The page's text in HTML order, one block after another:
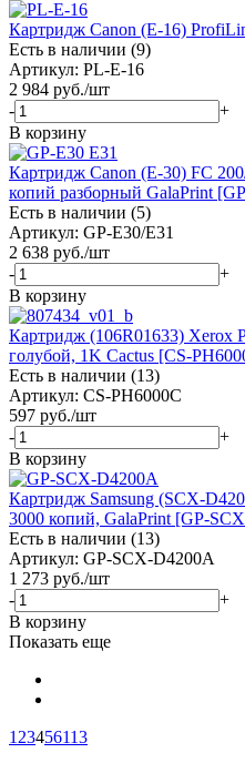
Картридж Canon (E-16)
Есть в наличии (9)
Артикул: PL-E-16
2 984 руб./шт
-
+
В корзину
Картридж Canon (E-30) FC
копий разборный GalaPrint
Есть в наличии (5)
Артикул: GP-E30/E31
2 638 руб./шт
-
+
В корзину
Картридж (106R01633) Xerox
голубой, 1K Cactus [CS-
Есть в наличии (13)
Артикул: CS-PH6000C
597 руб./шт
-
+
В корзину
Картридж Samsung (SCX-
3000 копий, GalaPrint [GP-
Есть в наличии (13)
Артикул: GP-SCX-D4200A
1 273 руб./шт
-
+
В корзину
Показать еще
1 23456113